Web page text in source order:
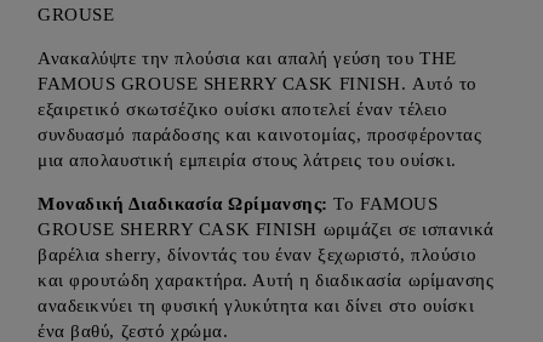
GROUSE
Ανακαλύψτε την πλούσια και απαλή γεύση του THE
FAMOUS GROUSE SHERRY CASK FINISH. Αυτό το
εξαιρετικό σκωτσέζικο ουίσκι αποτελεί έναν τέλειο
συνδυασμό παράδοσης και καινοτομίας, προσφέροντας
μια απολαυστική εμπειρία στους λάτρεις του ουίσκι.
Μοναδική Διαδικασία Ωρίμανσης: Το FAMOUS
GROUSE SHERRY CASK FINISH ωριμάζει σε ισπανικά
βαρέλια sherry, δίνοντάς του έναν ξεχωριστό, πλούσιο
και φρουτώδη χαρακτήρα. Αυτή η διαδικασία ωρίμανσης
αναδεικνύει τη φυσική γλυκύτητα και δίνει στο ουίσκι
ένα βαθύ, ζεστό χρώμα.